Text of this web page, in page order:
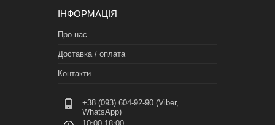
ІНФОРМАЦІЯ
Про нас
Доставка / оплата
Контакти
+38 (093) 604-92-90 (Viber,
WhatsApp)